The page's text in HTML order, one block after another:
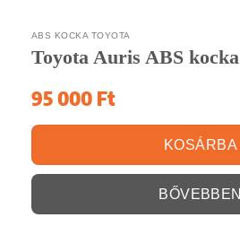
ABS KOCKA TOYOTA
Toyota Auris ABS kocka
95 000 Ft
KOSÁRBA
BŐVEBBEN